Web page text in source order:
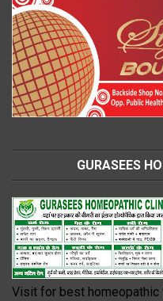
GURASEES
Visit for best homeopathic